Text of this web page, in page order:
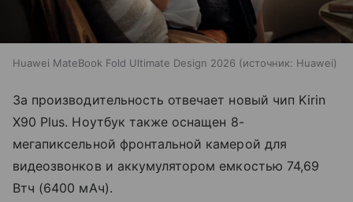
Huawei MateBook Fold Ultimate Design 2026 источник: Huawei
За производительность отвечает новый чип Kirin
X90 Plus. Ноутбук также оснащен 8-
мегапиксельной фронтальной камерой для
видеозвонков и аккумулятором емкостью 74,69
Втч (6400 мАч).